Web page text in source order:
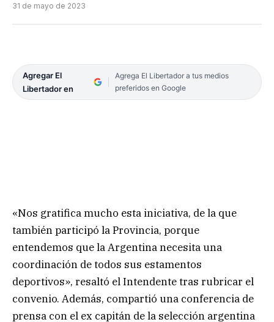
31 de mayo de 2023
Agregar El
Libertador en
Agrega El Libertador a tus medios
preferidos en Google
«Nos gratifica mucho esta iniciativa, de la que
también participó la Provincia, porque
entendemos que la Argentina necesita una
coordinación de todos sus estamentos
deportivos», resaltó el Intendente tras rubricar el
convenio. Además, compartió una conferencia de
prensa con el ex capitán de la selección argentina